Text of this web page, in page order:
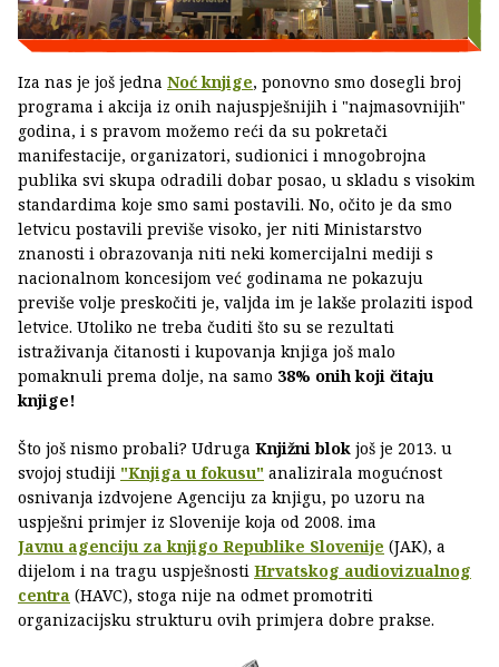
Iza nas je još jedna Noć knjige, ponovno smo dosegli broj
programa i akcija iz onih najuspješnijih i "najmasovnijih"
godina, i s pravom možemo reći da su pokretači
manifestacije, organizatori, sudionici i mnogobrojna
publika svi skupa odradili dobar posao, u skladu s visokim
standardima koje smo sami postavili. No, očito je da smo
letvicu postavili previše visoko, jer niti Ministarstvo
znanosti i obrazovanja niti neki komercijalni mediji s
nacionalnom koncesijom već godinama ne pokazuju
previše volje preskočiti je, valjda im je lakše prolaziti ispod
letvice. Utoliko ne treba čuditi što su se rezultati
istraživanja čitanosti i kupovanja knjiga još malo
pomaknuli prema dolje, na samo 38% onih koji čitaju
knjige!
Što još nismo probali? Udruga Knjižni blok još je 2013. u
svojoj studiji "Knjiga u fokusu" analizirala mogućnost
osnivanja izdvojene Agenciju za knjigu, po uzoru na
uspješni primjer iz Slovenije koja od 2008. ima
Javnu agenciju za knjigo Republike Slovenije (JAK), a
dijelom i na tragu uspješnosti Hrvatskog audiovizualnog
centra (HAVC), stoga nije na odmet promotriti
organizacijsku strukturu ovih primjera dobre prakse.